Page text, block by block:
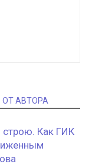
ОТ АВТОРА
Как ГИК